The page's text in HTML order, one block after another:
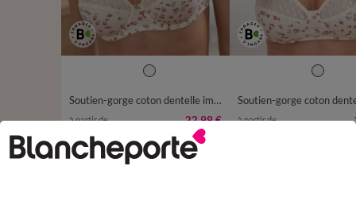
Soutien-gorge coton dentelle imprimé fleurettes Coria - avec armatures
à partir de 22,99 € à partir de